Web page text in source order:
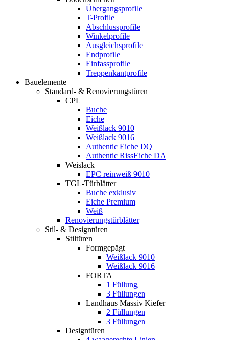
Übergangsprofile
T-Profile
Abschlussprofile
Winkelprofile
Ausgleichsprofile
Endprofile
Einfassprofile
Treppenkantprofile
Bauelemente
Standard- & Renovierungstüren
CPL
Buche
Eiche
Weißlack 9010
Weißlack 9016
Authentic Eiche DQ
Authentic RissEiche DA
Weislack
EPC reinweiß 9010
TGL-Türblätter
Buche exklusiv
Eiche Premium
Weiß
Renovierungstürblätter
Stil- & Designtüren
Stiltüren
Formgepägt
Weißlack 9010
Weißlack 9016
FORTA
1 Füllung
3 Füllungen
Landhaus Massiv Kiefer
2 Füllungen
3 Füllungen
Designtüren